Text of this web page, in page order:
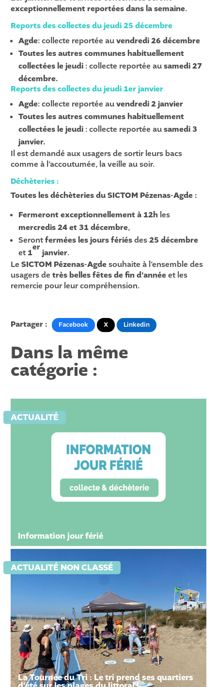
exceptionnellement reportées dans la semaine.
Reports des collectes du jeudi 25 décembre
Agde: collecte reportée auvendredi 26 décembre
Toutes les autres communes habituellement
collectées le jeudi : collecte reportée ausamedi 27
décembre.
Reports des collectes du jeudi 1er janvier
Agde: collecte reportée auvendredi 2 janvier
Toutes les autres communes habituellement
collectées le jeudi : collecte reportée ausamedi 3
janvier.
Il est demandé aux usagers de sortir leurs bacs
comme à l’accoutumée, la veille au soir.
Déchèteries :
Toutes les déchèteries du SICTOM Pézenas-Agde :
Fermeront exceptionnellement à 12h les
mercredis 24 et 31 décembre,
Serontfermées les jours fériésdes25 décembre
et 1
er
janvier.
Le SICTOM Pézenas-Agdesouhaite à l’ensemble des
usagers detrès belles fêtes de fin d’annéeet les
remercie pour leur compréhension.
Partager : Facebook X Linkedin
Dans la même
catégorie :
ACTUALITÉ
Information jour férié
ACTUALITÉ NON CLASSÉ
La Tournée du Tri : Le tri prend ses quartiers